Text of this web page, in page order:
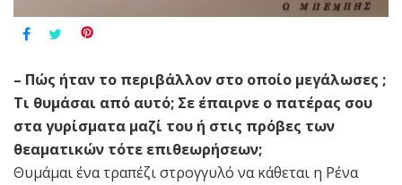
– Πώς ήταν το περιβάλλον στο οποίο μεγάλωσες ;
Τι θυμάσαι από αυτό; Σε έπαιρνε ο πατέρας σου
στα γυρίσματα μαζί του ή στις πρόβες των
θεαματικών τότε επιθεωρήσεων;
Θυμάμαι ένα τραπέζι στρογγυλό να κάθεται η Ρένα